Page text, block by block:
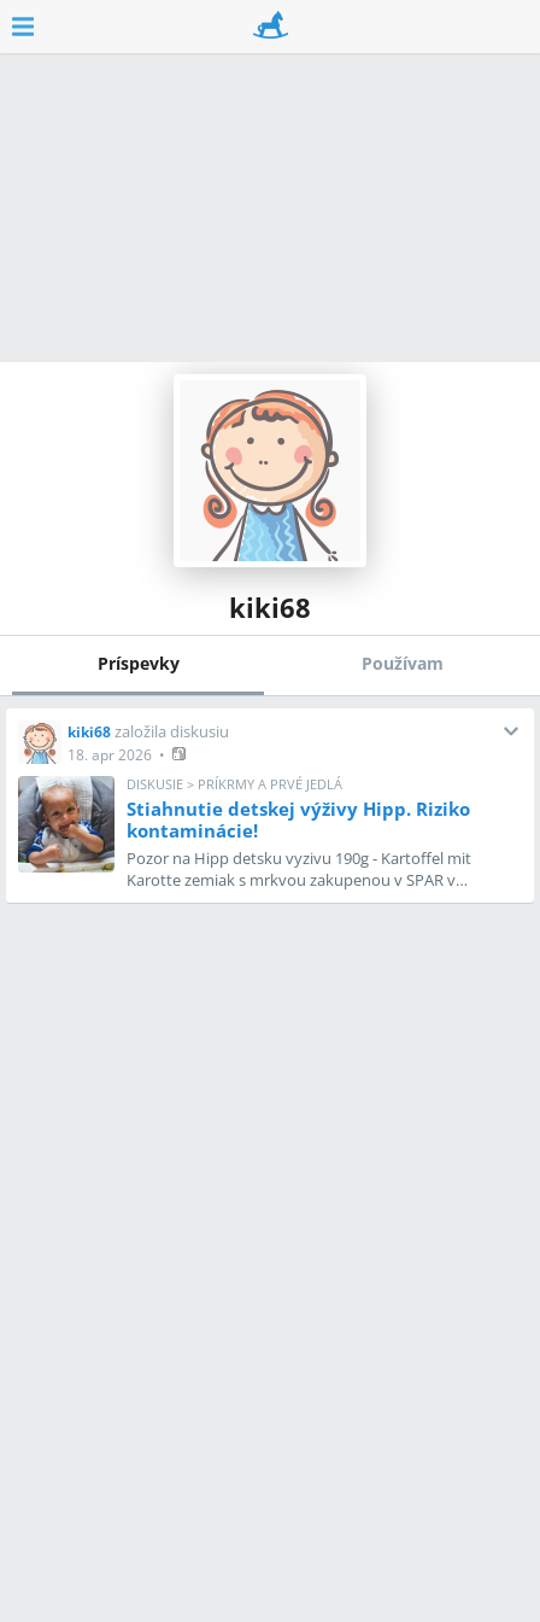
kiki68
Príspevky Používam
kiki68 založila diskusiu
18. apr 2026 •
DISKUSIE > PRÍKRMY A PRVÉ JEDLÁ
Stiahnutie detskej výživy Hipp. Riziko
kontaminácie!
Pozor na Hipp detsku vyzivu 190g - Kartoffel mit
Karotte zemiak s mrkvou zakupenou v SPAR v
Rakusku, mozete ju vratit/ vyhodit a nekonzumovat.